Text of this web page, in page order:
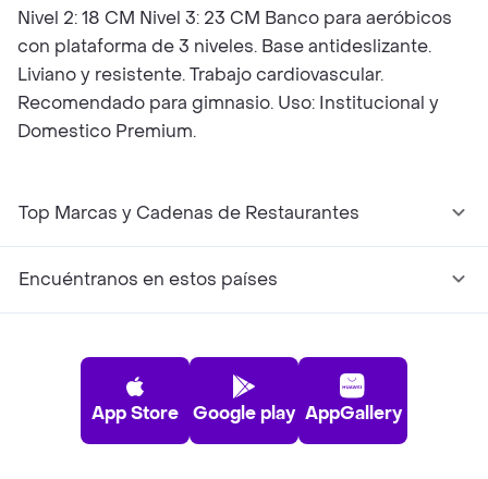
Nivel 2: 18 CM Nivel 3: 23 CM Banco para aeróbicos
con plataforma de 3 niveles. Base antideslizante.
Liviano y resistente. Trabajo cardiovascular.
Recomendado para gimnasio. Uso: Institucional y
Domestico Premium.
Top Marcas y Cadenas de Restaurantes
Encuéntranos en estos países
App Store Google play AppGallery